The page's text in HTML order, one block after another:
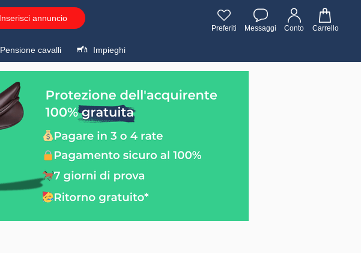
Inserisci annuncio
Preferiti Messaggi Conto Carrello
Pensione cavalli Impieghi